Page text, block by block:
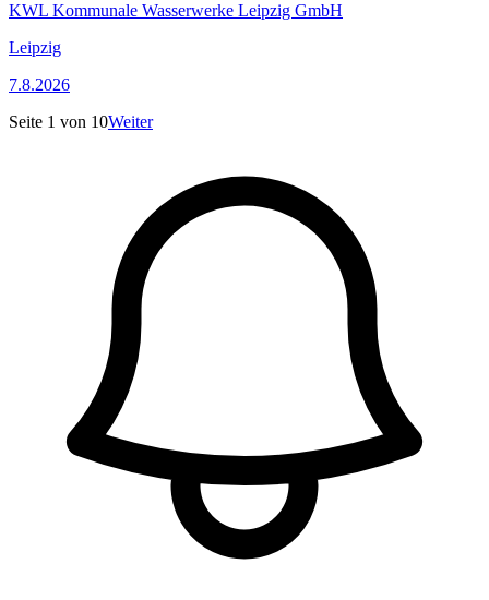
KWL Kommunale Wasserwerke Leipzig GmbH
Leipzig
7.8.2026
Seite 1 von 10Weiter